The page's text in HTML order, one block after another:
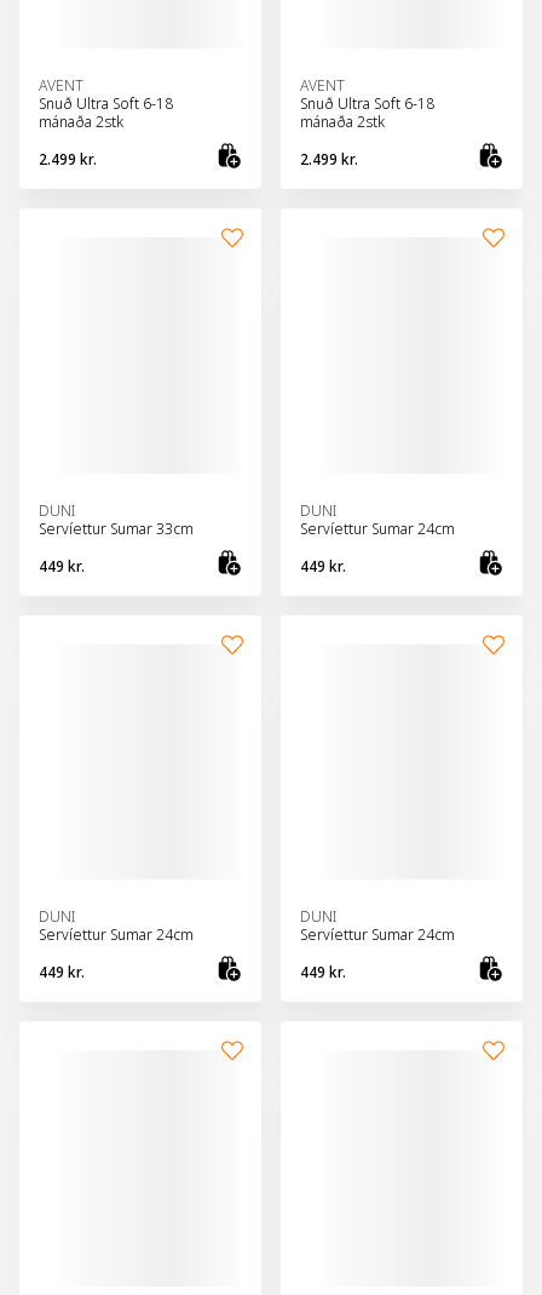
AVENT
Snuð Ultra Soft 6-18
mánaða 2stk
2.499 kr.
AVENT
Snuð Ultra Soft 6-18
mánaða 2stk
2.499 kr.
DUNI
Servíettur Sumar 33cm
449 kr.
DUNI
Servíettur Sumar 24cm
449 kr.
DUNI
Servíettur Sumar 24cm
449 kr.
DUNI
Servíettur Sumar 24cm
449 kr.